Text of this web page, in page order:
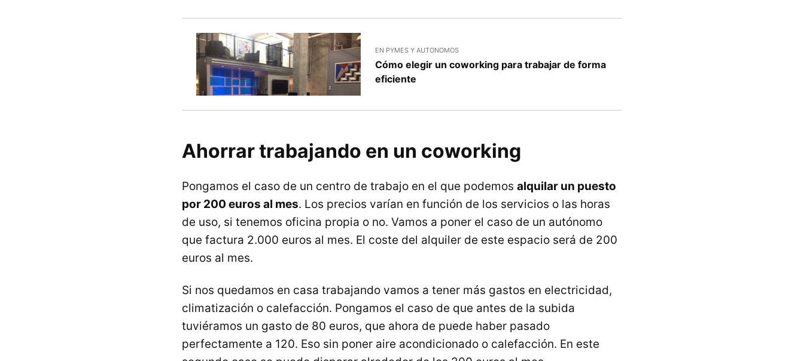
EN PYMES Y AUTONOMOS
Cómo elegir un coworking para trabajar de forma
eficiente
Ahorrar trabajando en un coworking
Pongamos el caso de un centro de trabajo en el que podemos alquilar un puesto
por 200 euros al mes. Los precios varían en función de los servicios o las horas
de uso, si tenemos oficina propia o no. Vamos a poner el caso de un autónomo
que factura 2.000 euros al mes. El coste del alquiler de este espacio será de 200
euros al mes.
Si nos quedamos en casa trabajando vamos a tener más gastos en electricidad,
climatización o calefacción. Pongamos el caso de que antes de la subida
tuviéramos un gasto de 80 euros, que ahora de puede haber pasado
perfectamente a 120. Eso sin poner aire acondicionado o calefacción. En este